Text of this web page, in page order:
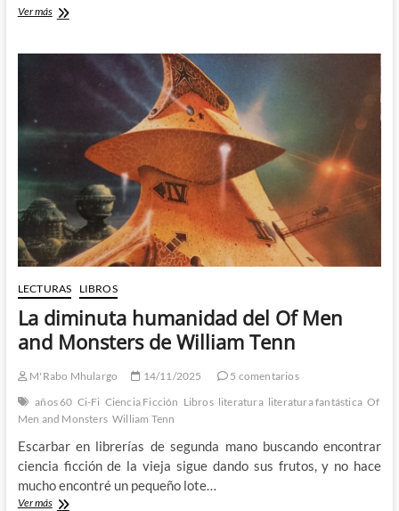
Ver másProyecto
de
LECTURAS LIBROS
La diminuta humanidad del Of Men
and Monsters de William Tenn
M'Rabo Mhulargo 14/11/2025
5 comentarios
años 60 Ci-Fi Ciencia Ficción Libros literatura literatura fantástica Of
Men and Monsters William Tenn
Escarbar en librerías de segunda mano buscando encontrar
ciencia ficción de la vieja sigue dando sus frutos, y no hace
mucho encontré un pequeño lote…
Ver másLa